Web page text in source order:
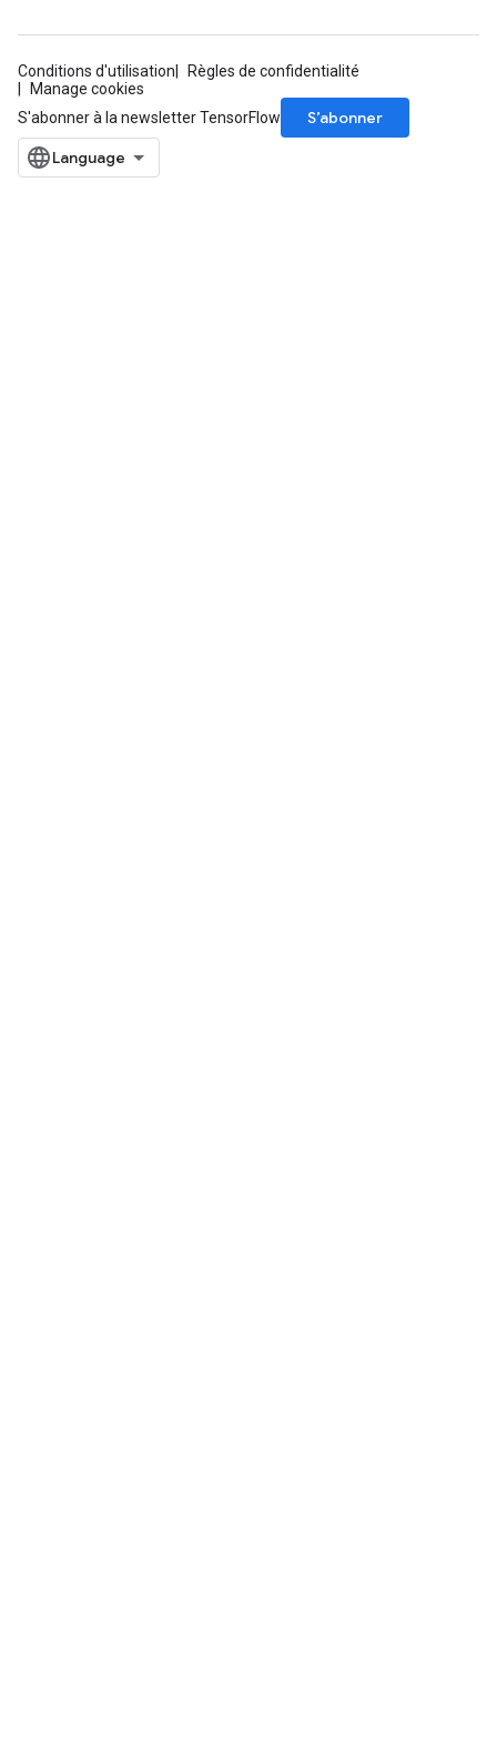
Conditions d'utilisation
Règles de confidentialité
Manage cookies
S'abonner à la newsletter TensorFlow
S’abonner